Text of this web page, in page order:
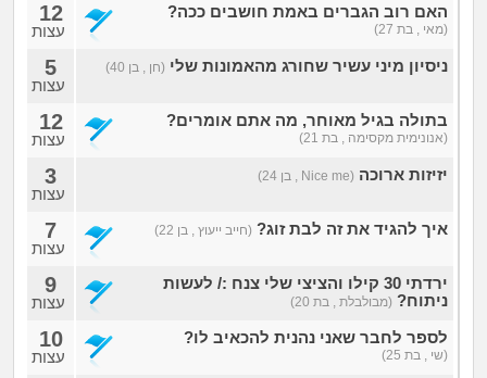
האם רוב הגברים באמת חושבים ככה?
(מאי , בת 27)
12
עצות
ניסיון מיני עשיר שחורג מהאמונות שלי (חן , בן 40) 5
עצות
בתולה בגיל מאוחר, מה אתם אומרים?
(אנונימית מקסימה , בת 21)
12
עצות
יזיזות ארוכה (Nice me , בן 24) 3
עצות
איך להגיד את זה לבת זוג? (חייב ייעוץ , בן 22) 7
עצות
ירדתי 30 קילו והציצי שלי צנח :/ לעשות
ניתוח? (מבולבלת , בת 20)
9
עצות
לספר לחבר שאני נהנית להכאיב לו?
(שי , בת 25)
10
עצות